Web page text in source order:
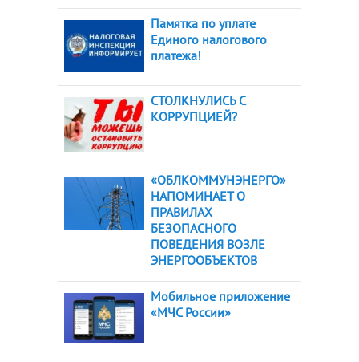
Памятка по уплате
Единого налогового
платежа!
СТОЛКНУЛИСЬ С
КОРРУПЦИЕЙ?
«ОБЛКОММУНЭНЕРГО»
НАПОМИНАЕТ О
ПРАВИЛАХ
БЕЗОПАСНОГО
ПОВЕДЕНИЯ ВОЗЛЕ
ЭНЕРГООБЪЕКТОВ
Мобильное приложение
«МЧС России»